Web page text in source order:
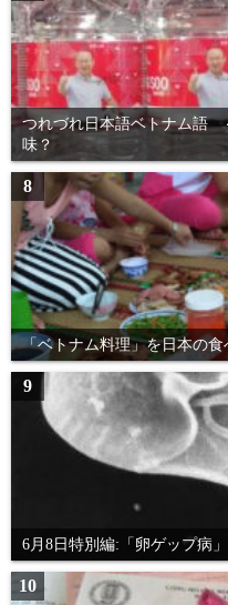
つれづれ日本語ベトナム語
味？
8
「ベトナム料理」を日本の
9
6月8日特別編:「卵ゲップ病
10